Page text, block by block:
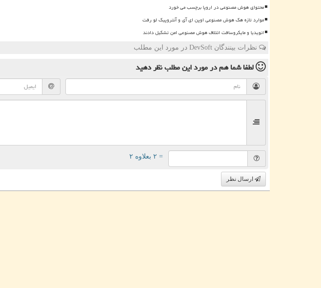
محتوای هوش مصنوعی در اروپا برچسب می خورد
موارد تازه هک هوش مصنوعی اوپن ای آی و آنتروپیک لو رفت
انویدیا و مایکروسافت ائتلاف هوش مصنوعی امن تشکیل دادند
نظرات بینندگان DevSoft در مورد این مطلب
لطفا شما همدر مورد این مطلبنظر دهید
= ۲ بعلاوه ۲
ارسال نظر